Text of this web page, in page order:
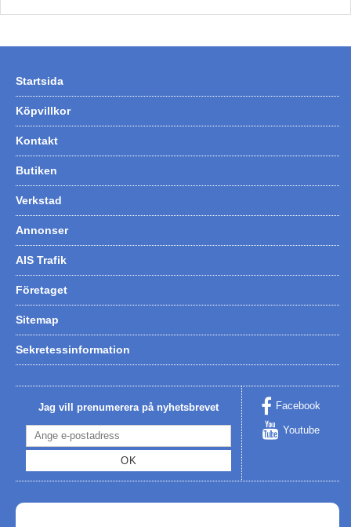
LAGERRENSING
Begagnade Motorer & Båtar
Startsida
Köpvillkor
Kontakt
Butiken
Verkstad
Annonser
AIS Trafik
Företaget
Sitemap
Sekretessinformation
Jag vill prenumerera på nyhetsbrevet
OK
Facebook
Youtube